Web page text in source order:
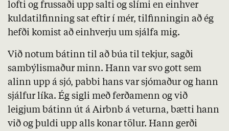
lofti og frussaði upp salti og slími en einhver
kuldatilfinning sat eftir í mér, tilfinningin að ég
hefði komist að einhverju um sjálfa mig.
Við notum bátinn til að búa til tekjur, sagði
sambýlismaður minn. Hann var svo gott sem
alinn upp á sjó, pabbi hans var sjómaður og hann
sjálfur líka. Ég sigli með ferðamenn og við
leigjum bátinn út á Airbnb á veturna, bætti hann
við og þuldi upp alls konar tölur. Hann gerði